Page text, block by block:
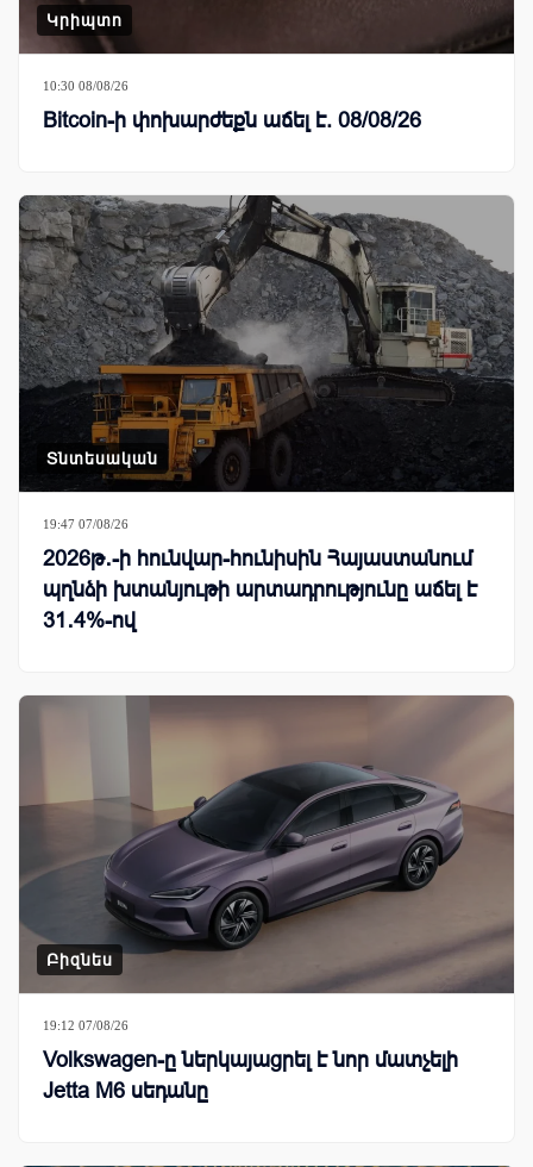
Կրիպտո
10:30 08/08/26
Bitcoin-ի փոխարժեքն աճել է. 08/08/26
Տնտեսական
19:47 07/08/26
2026թ․-ի հունվար-հունիսին Հայաստանում
պղնձի խտանյութի արտադրությունը աճել է
31․4%-ով
Բիզնես
19:12 07/08/26
Volkswagen-ը ներկայացրել է նոր մատչելի
Jetta M6 սեդանը